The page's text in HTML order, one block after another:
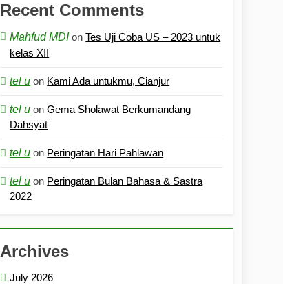
Recent Comments
Mahfud MDIonTes Uji Coba US – 2023 untuk
kelas XII
tel u on Kami Ada untukmu, Cianjur
tel u onGema Sholawat Berkumandang
Dahsyat
tel u on Peringatan Hari Pahlawan
tel u on Peringatan Bulan Bahasa & Sastra
2022
Archives
July 2026